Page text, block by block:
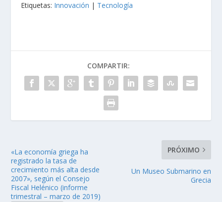
Etiquetas: Innovación | Tecnología
COMPARTIR:
«La economía griega ha
registrado la tasa de
crecimiento más alta desde
2007», según el Consejo
Fiscal Helénico (informe
trimestral – marzo de 2019)
PRÓXIMO
Un Museo Submarino en
Grecia